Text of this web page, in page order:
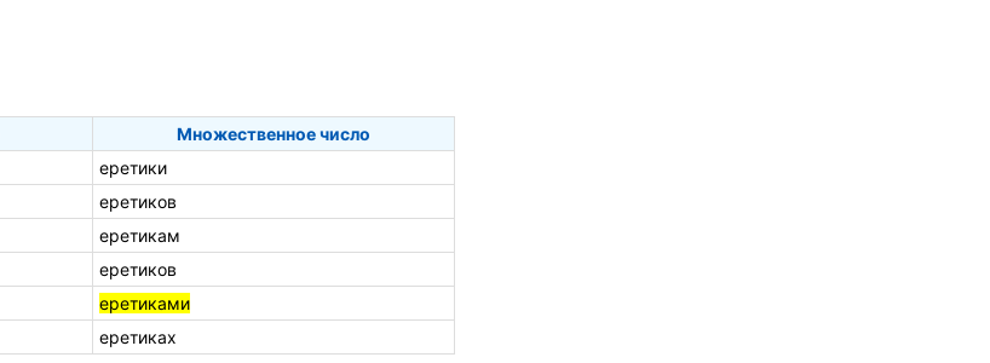
Множественное число
еретики
еретиков
еретикам
еретиков
еретиками
еретиках